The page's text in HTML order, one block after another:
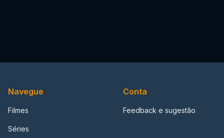
Navegue
Filmes
Séries
Conta
Feedback e sugestão